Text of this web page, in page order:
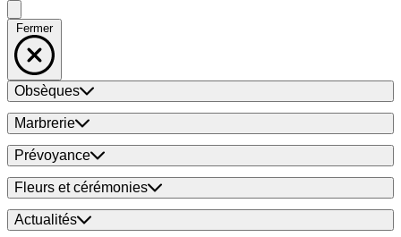
Fermer
Obsèques
Marbrerie
Prévoyance
Fleurs et cérémonies
Actualités